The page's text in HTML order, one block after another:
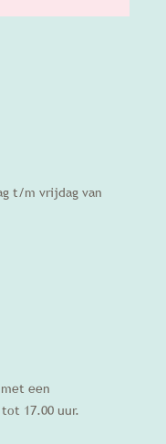
t/m vrijdag van
een
17.00 uur.